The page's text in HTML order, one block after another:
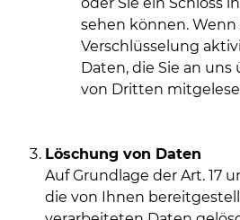
sehen können. Wenn
Verschlüsselung
Daten, die Sie an
von Dritten
Löschung von Daten
Auf Grundlage der Art. 17
die von Ihnen